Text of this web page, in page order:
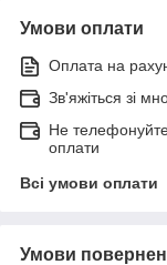
Умови оплати
Оплата на
Зв'яжіться зі
Не
оплати
Всі умови оплати
Умови